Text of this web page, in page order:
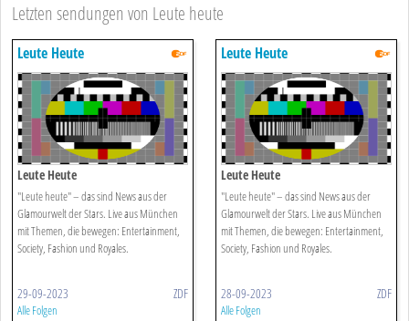
Letzten sendungen von Leute heute
Leute Heute
Leute Heute
"Leute heute" – das sind News aus der
Glamourwelt der Stars. Live aus München
mit Themen, die bewegen: Entertainment,
Society, Fashion und Royales.
29-09-2023 ZDF
Alle Folgen
Leute Heute
Leute Heute
"Leute heute" – das sind News aus der
Glamourwelt der Stars. Live aus München
mit Themen, die bewegen: Entertainment,
Society, Fashion und Royales.
28-09-2023 ZDF
Alle Folgen